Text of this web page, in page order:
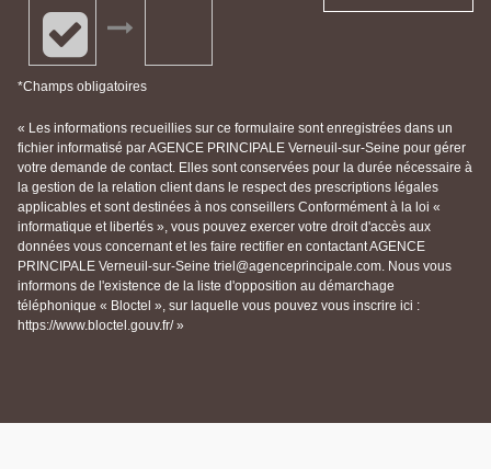
*Champs obligatoires
« Les informations recueillies sur ce formulaire sont enregistrées dans un
fichier informatisé par AGENCE PRINCIPALE Verneuil-sur-Seine pour gérer
votre demande de contact. Elles sont conservées pour la durée nécessaire à
la gestion de la relation client dans le respect des prescriptions légales
applicables et sont destinées à nos conseillers Conformément à la loi «
informatique et libertés », vous pouvez exercer votre droit d'accès aux
données vous concernant et les faire rectifier en contactant AGENCE
PRINCIPALE Verneuil-sur-Seine triel@agenceprincipale.com. Nous vous
informons de l'existence de la liste d'opposition au démarchage
téléphonique « Bloctel », sur laquelle vous pouvez vous inscrire ici :
https://www.bloctel.gouv.fr/ »